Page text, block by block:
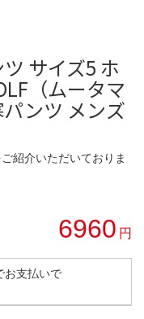
サイズ5 ホ
（ムータマ
ンツ メンズ
紹介いただいておりま
6960 円
お支払いで